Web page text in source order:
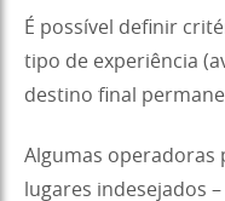
É possível definir
tipo de experiência
destino final
Algumas operadoras
lugares indesejados